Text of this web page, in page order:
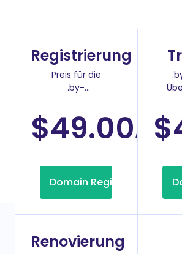
Registrierung
Preis für die
.by-
$49.00/Jahr
Domain Registrierung
Renovierung